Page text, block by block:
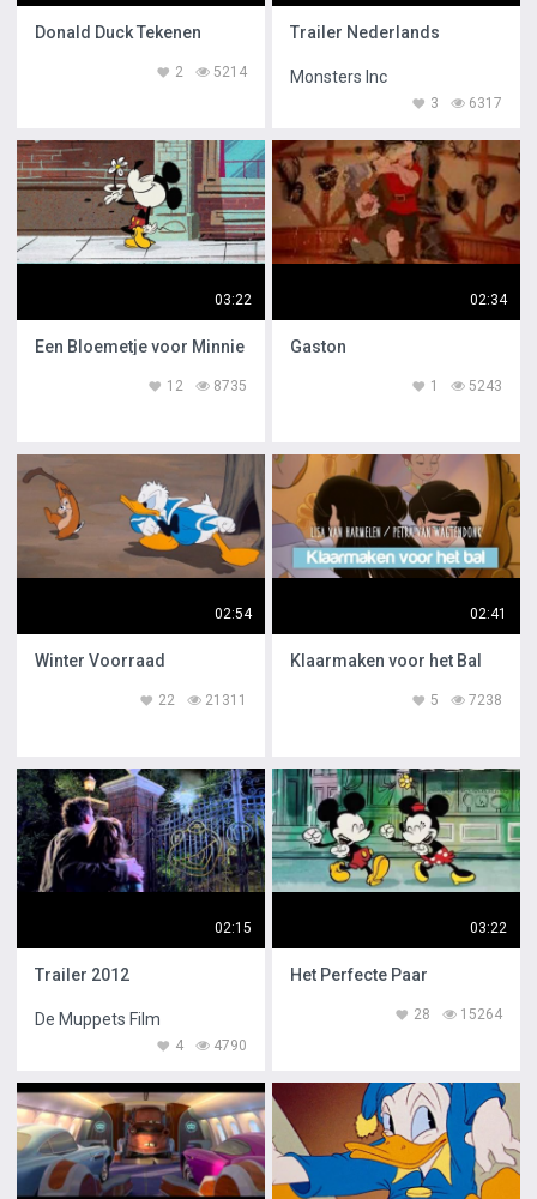
Donald Duck Tekenen
5214
2
Trailer Nederlands
Monsters Inc
6317
3
03:22
Een Bloemetje voor Minnie
8735
12
02:34
Gaston
5243
1
02:54
Winter Voorraad
21311
22
02:41
Klaarmaken voor het Bal
7238
5
02:15
Trailer 2012
De Muppets Film
4790
4
03:22
Het Perfecte Paar
15264
28